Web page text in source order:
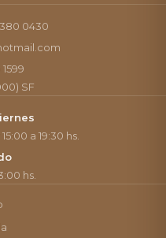
380 0430
SF
a 19:30 hs.
hs.